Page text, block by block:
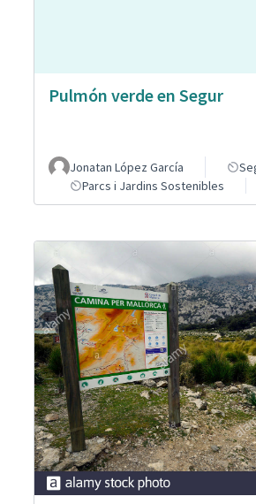
Pulmón verde en Segur
Jonatan López García
Parcs i Jardins Sostenibles